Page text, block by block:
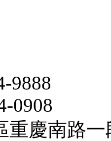
9888
0908
重慶南路一